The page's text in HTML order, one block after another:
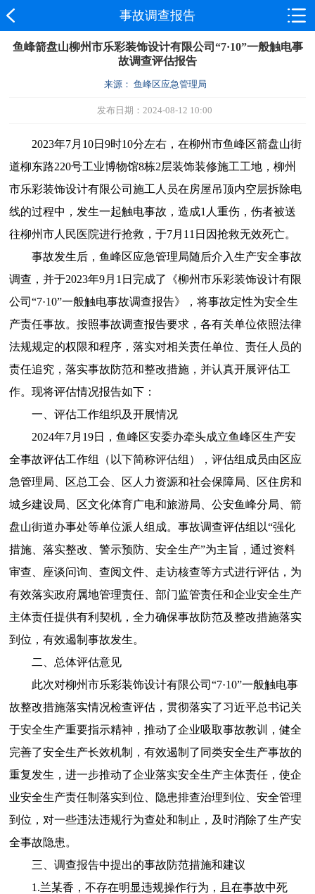
事故调查报告
鱼峰箭盘山柳州市乐彩装饰设计有限公司“7·10”一般触电事
故调查评估报告
来源： 鱼峰区应急管理局
发布日期：2024-08-12 10:00
2023年7月10日9时10分左右，在柳州市鱼峰区箭盘山街
道柳东路220号工业博物馆8栋2层装饰装修施工工地，柳州
市乐彩装饰设计有限公司施工人员在房屋吊顶内空层拆除电
线的过程中，发生一起触电事故，造成1人重伤，伤者被送
往柳州市人民医院进行抢救，于7月11日因抢救无效死亡。
事故发生后，鱼峰区应急管理局随后介入生产安全事故
调查，并于2023年9月1日完成了《柳州市乐彩装饰设计有限
公司“7·10”一般触电事故调查报告》，将事故定性为安全生
产责任事故。按照事故调查报告要求，各有关单位依照法律
法规规定的权限和程序，落实对相关责任单位、责任人员的
责任追究，落实事故防范和整改措施，并认真开展评估工
作。现将评估情况报告如下：
一、评估工作组织及开展情况
2024年7月19日，鱼峰区安委办牵头成立鱼峰区生产安
全事故评估工作组（以下简称评估组），评估组成员由区应
急管理局、区总工会、区人力资源和社会保障局、区住房和
城乡建设局、区文化体育广电和旅游局、公安鱼峰分局、箭
盘山街道办事处等单位派人组成。事故调查评估组以“强化
措施、落实整改、警示预防、安全生产”为主旨，通过资料
审查、座谈问询、查阅文件、走访核查等方式进行评估，为
有效落实政府属地管理责任、部门监管责任和企业安全生产
主体责任提供有利契机，全力确保事故防范及整改措施落实
到位，有效遏制事故发生。
二、总体评估意见
此次对柳州市乐彩装饰设计有限公司“7·10”一般触电事
故整改措施落实情况检查评估，贯彻落实了习近平总书记关
于安全生产重要指示精神，推动了企业吸取事故教训，健全
完善了安全生产长效机制，有效遏制了同类安全生产事故的
重复发生，进一步推动了企业落实安全生产主体责任，使企
业安全生产责任制落实到位、隐患排查治理到位、安全管理
到位，对一些违法违规行为查处和制止，及时消除了生产安
全事故隐患。
三、调查报告中提出的事故防范措施和建议
1.兰某香，不存在明显违规操作行为，且在事故中死